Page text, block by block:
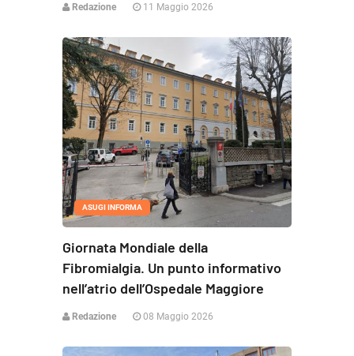
Redazione 11 Maggio 2026
ASUGI INFORMA
Giornata Mondiale della
Fibromialgia. Un punto informativo
nell’atrio dell’Ospedale Maggiore
Redazione 08 Maggio 2026